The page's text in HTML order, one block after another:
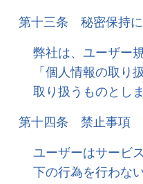
第十三条 秘密保持に
弊社は、ユーザー
「個人情報の取り
取り扱うものとしま
第十四条 禁止事項
ユーザーはサービ
下の行為を行わな